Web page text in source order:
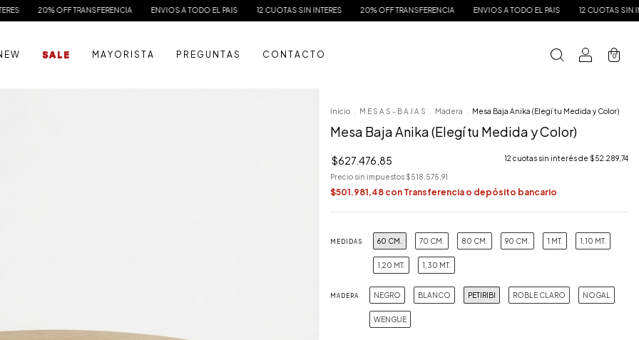
OFF TRANSFERENCIA ENVIOS A TODO EL PAIS 12 CUOTAS SIN INTERES 20% OFF TRANSFERENCIA ENVIOS A TODO EL PAIS 12 CUOTAS SIN INTERES
E W S A L E M A Y O R I S T A P R E G U N T A S C O N T A C T O 0
Inicio M E S A S - B A J A S Madera Mesa Baja Anika (Elegí tu Medida y Color)
Mesa Baja Anika (Elegí tu Medida y Color)
$627.476,85 12 cuotas sin interés de $52.289,74
Precio sin impuestos $518.575,91
$501.981,48 con Transferencia o depósito bancario
MEDIDAS 60 CM. 70 CM. 80 CM. 90 CM. 1 MT. 1,10 MT.
1,20 MT. 1,30 MT.
MADERA NEGRO BLANCO PETIRIBI ROBLE CLARO NOGAL
WENGUE